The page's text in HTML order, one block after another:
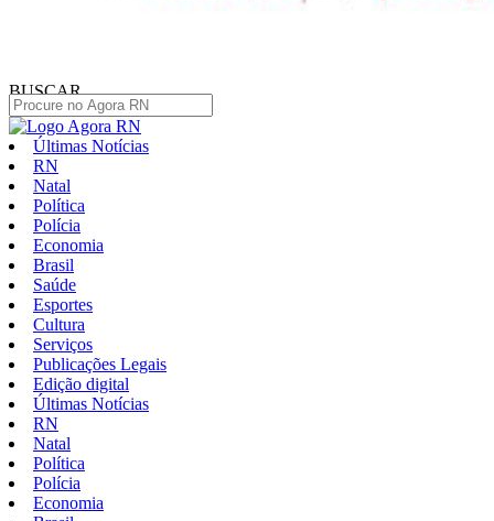
BUSCAR
Últimas Notícias
RN
Natal
Política
Polícia
Economia
Brasil
Saúde
Esportes
Cultura
Serviços
Publicações Legais
Edição digital
Últimas Notícias
RN
Natal
Política
Polícia
Economia